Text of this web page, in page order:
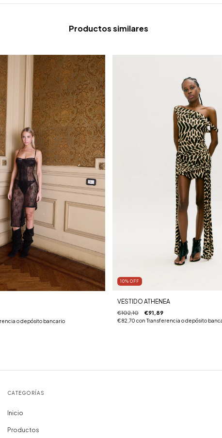
Productos similares
o depósito bancario
10% OFF
VESTIDO ATHENEA
€102,10 €91,89
€82,70 con Transferencia o depósito
CATEGORÍAS
Inicio
Productos